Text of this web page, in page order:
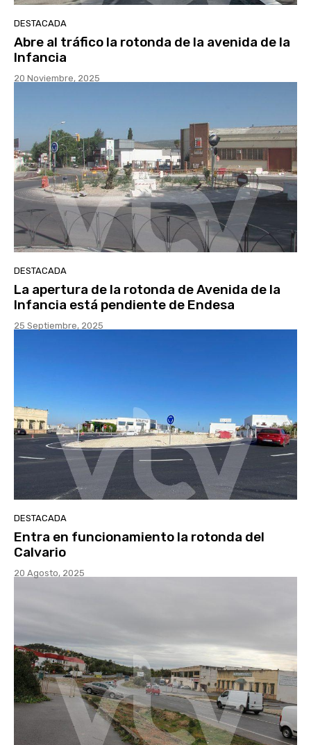
DESTACADA
Abre al tráfico la rotonda de la avenida de la
Infancia
20 Noviembre, 2025
DESTACADA
La apertura de la rotonda de Avenida de la
Infancia está pendiente de Endesa
25 Septiembre, 2025
DESTACADA
Entra en funcionamiento la rotonda del
Calvario
20 Agosto, 2025